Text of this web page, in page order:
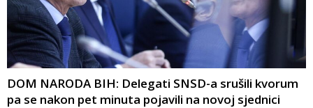
DOM NARODA BIH: Delegati SNSD-a srušili kvorum
pa se nakon pet minuta pojavili na novoj sjednici